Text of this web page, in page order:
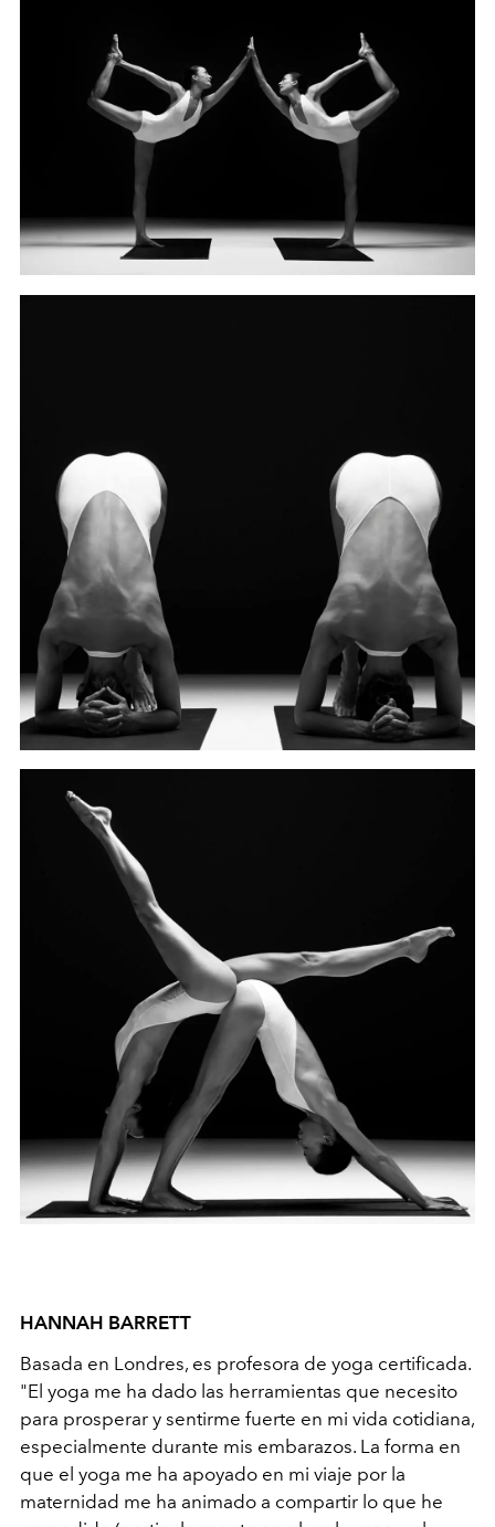
HANNAH BARRETT
Basada en Londres, es profesora de yoga certificada.
"El yoga me ha dado las herramientas que necesito
para prosperar y sentirme fuerte en mi vida cotidiana,
especialmente durante mis embarazos. La forma en
que el yoga me ha apoyado en mi viaje por la
maternidad me ha animado a compartir lo que he